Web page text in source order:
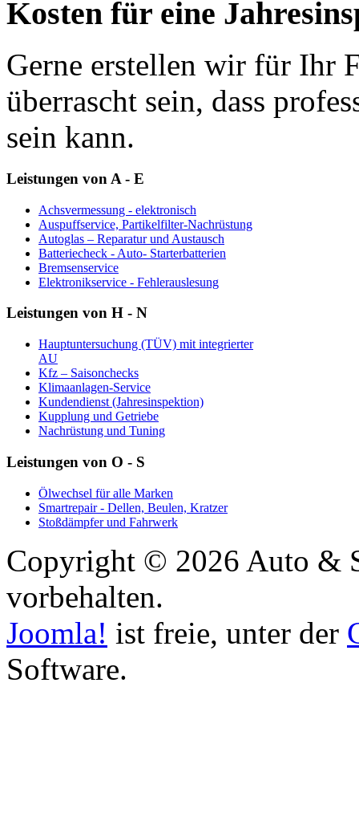
Kosten für eine
Gerne erstellen wir für Ihr
überrascht sein, dass
sein kann.
Leistungen von A - E
Achsvermessung - elektronisch
Auspuffservice, Partikelfilter-Nachrüstung
Autoglas – Reparatur und Austausch
Batteriecheck - Auto- Starterbatterien
Bremsenservice
Elektronikservice - Fehlerauslesung
Leistungen von H - N
Hauptuntersuchung (TÜV) mit integrierter
AU
Kfz – Saisonchecks
Klimaanlagen-Service
Kundendienst (Jahresinspektion)
Kupplung und Getriebe
Nachrüstung und Tuning
Leistungen von O - S
Ölwechsel für alle Marken
Smartrepair - Dellen, Beulen, Kratzer
Stoßdämpfer und Fahrwerk
Copyright © 2026 Auto &
vorbehalten.
Joomla! ist freie, unter der
Software.